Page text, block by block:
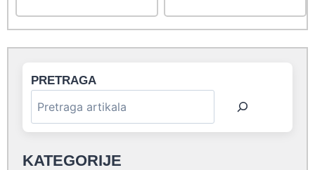
PRETRAGA
KATEGORIJE